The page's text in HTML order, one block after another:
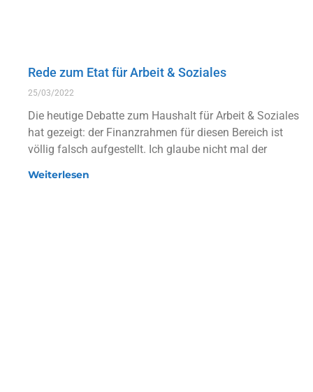
Rede zum Etat für Arbeit & Soziales
25/03/2022
Die heutige Debatte zum Haushalt für Arbeit & Soziales
hat gezeigt: der Finanzrahmen für diesen Bereich ist
völlig falsch aufgestellt. Ich glaube nicht mal der
Weiterlesen